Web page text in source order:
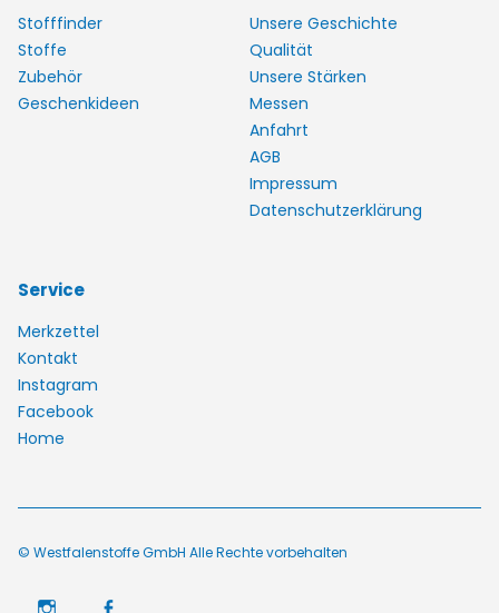
Stofffinder
Stoffe
Zubehör
Geschenkideen
Unsere Geschichte
Qualität
Unsere Stärken
Messen
Anfahrt
AGB
Impressum
Datenschutzerklärung
Service
Merkzettel
Kontakt
Instagram
Facebook
Home
© Westfalenstoffe GmbH Alle Rechte vorbehalten